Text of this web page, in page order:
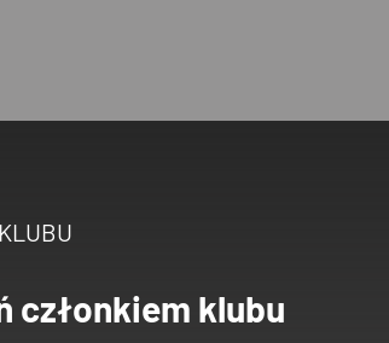
członkiem klubu